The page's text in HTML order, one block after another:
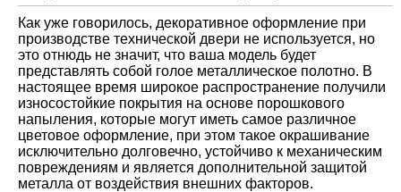
Как уже говорилось, декоративное оформление при
производстве технической двери не используется, но
это отнюдь не значит, что ваша модель будет
представлять собой голое металлическое полотно. В
настоящее время широкое распространение получили
износостойкие покрытия на основе порошкового
напыления, которые могут иметь самое различное
цветовое оформление, при этом такое окрашивание
исключительно долговечно, устойчиво к механическим
повреждениям и является дополнительной защитой
металла от воздействия внешних факторов.